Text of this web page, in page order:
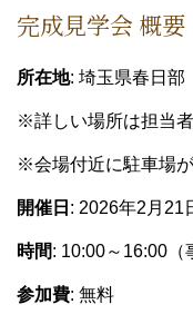
完成見学会 概要
所在地: 埼玉県春日部
※詳しい場所は担当
※会場付近に駐車場が
開催日 : 2026年2月21
時間: 10:00～16:00（
参加費: 無料